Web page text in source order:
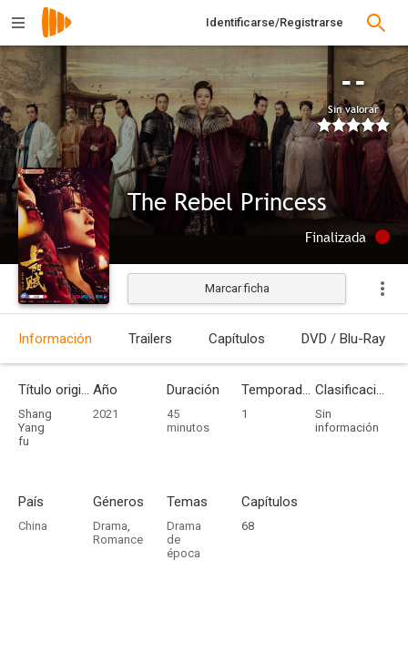
Identificarse/Registrarse
--
Sin valorar
The Rebel Princess
Finalizada
Marcar ficha
Información Trailers Capítulos DVD / Blu-Ray
Título original
Shang
Yang
fu
Año
2021
Duración
45
minutos
Temporadas
1
Clasificación por edades
Sin
información
País
China
Géneros
Drama,
Romance
Temas
Drama
de
época
Capítulos
68